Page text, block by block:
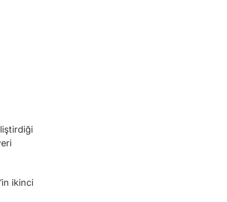
ikinci